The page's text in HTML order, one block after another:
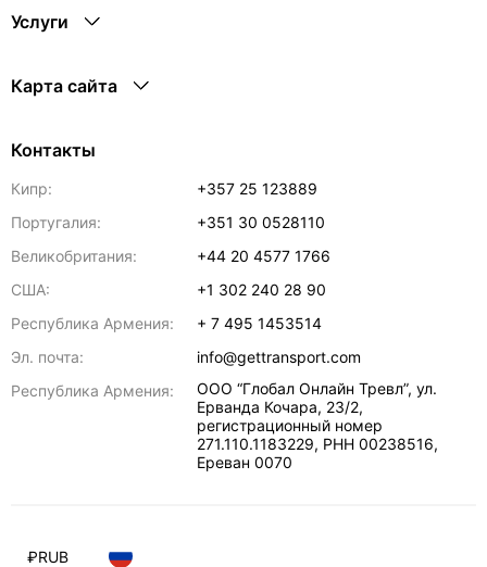
Услуги
Карта сайта
Контакты
Кипр:
+357 25 123889
Португалия:
+351 30 0528110
Великобритания:
+44 20 4577 1766
США:
+1 302 240 28 90
Республика Армения:
+ 7 495 1453514
Эл. почта:
info@gettransport.com
Республика Армения:
ООО “Глобал Онлайн Тревл”, ул.
Ерванда Кочара, 23/2,
регистрационный номер
271.110.1183229, РНН 00238516,
Ереван 0070
₽RUB